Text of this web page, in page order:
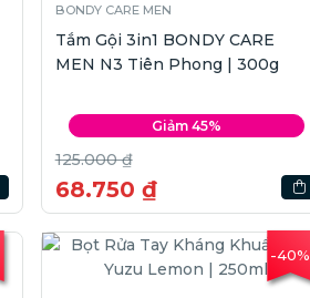
BONDY CARE MEN
Tắm Gội 3in1 BONDY CARE
MEN N3 Tiên Phong | 300g
Giảm 45%
125.000 ₫
68.750 ₫
-40%